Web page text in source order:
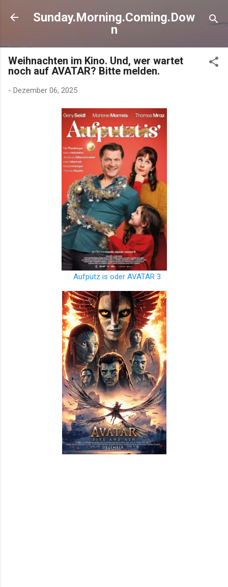
Direkt zum Hauptbereich
Sunday.Morning.Coming.Dow
n
Weihnachten im Kino. Und, wer wartet
noch auf AVATAR? Bitte melden.
- Dezember 06, 2025
Aufputz is oder AVATAR 3